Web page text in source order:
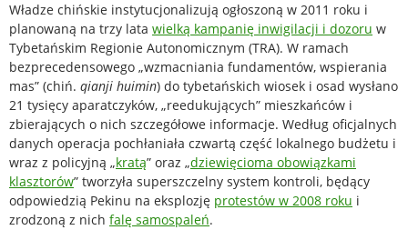
Władze chińskie instytucjonalizują ogłoszoną w 2011 roku i
planowaną na trzy lata wielką kampanię inwigilacji i dozoru w
Tybetańskim Regionie Autonomicznym (TRA). W ramach
bezprecedensowego „wzmacniania fundamentów, wspierania
mas” (chiń. qianji huimin) do tybetańskich wiosek i osad wysłano
21 tysięcy aparatczyków, „reedukujących” mieszkańców i
zbierających o nich szczegółowe informacje. Według oficjalnych
danych operacja pochłaniała czwartą część lokalnego budżetu i
wraz z policyjną „kratą” oraz „dziewięcioma obowiązkami
klasztorów” tworzyła superszczelny system kontroli, będący
odpowiedzią Pekinu na eksplozję protestów w 2008 roku i
zrodzoną z nich falę samospaleń.